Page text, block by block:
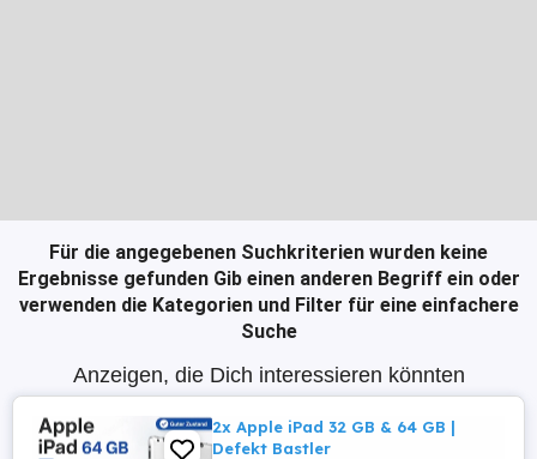
Für die angegebenen Suchkriterien wurden keine
Ergebnisse gefunden Gib einen anderen Begriff ein oder
verwenden die Kategorien und Filter für eine einfachere
Suche
Anzeigen, die Dich interessieren könnten
2x Apple iPad 32 GB & 64 GB |
Defekt Bastler